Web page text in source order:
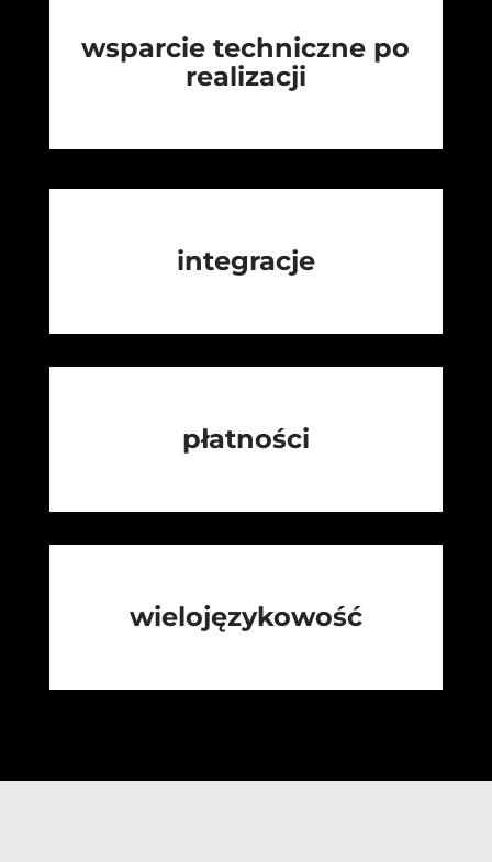
wsparcie techniczne po
realizacji
integracje
płatności
wielojęzykowość